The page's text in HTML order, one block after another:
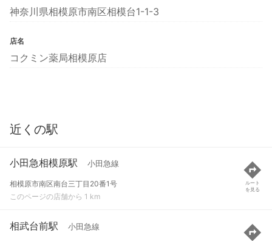
神奈川県相模原市南区相模台1-1-3
店名
コクミン薬局相模原店
近くの駅
小田急相模原駅 小田急線
相模原市南区南台三丁目20番1号
このページの店舗から 1 km
ルート
を見る
相武台前駅 小田急線